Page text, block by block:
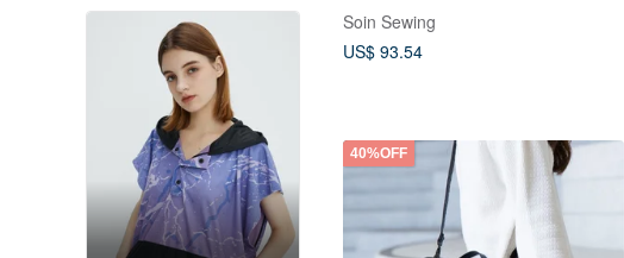
Soin Sewing
US$ 93.54
40%OFF